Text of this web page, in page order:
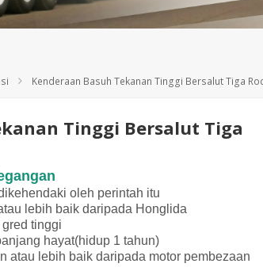
بالعربية
Türkçe
Kenderaan Basuh Tekanan Tinggi Bersalut Tiga
Tinggi Bersalut Tiga
oleh perintah itu
lebih baik daripada Honglida
tinggi
hayat(hidup 1 tahun)
atau lebih baik daripada motor pembezaan